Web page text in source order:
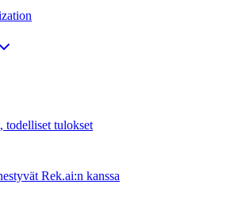
todelliset tulokset
Rek.ai:n kanssa